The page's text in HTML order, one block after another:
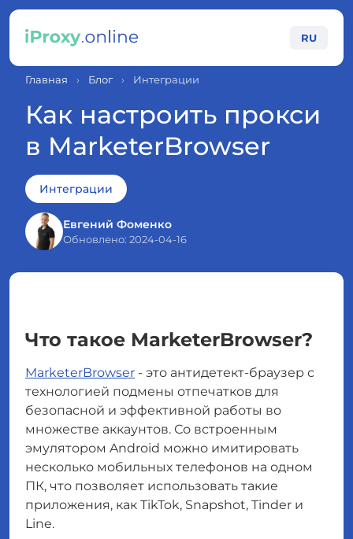
RU
Главная › Блог › Интеграции
Как настроить прокси
в MarketerBrowser
Интеграции
Евгений Фоменко
Обновлено: 2024-04-16
Что такое MarketerBrowser?
MarketerBrowser - это антидетект-браузер с
технологией подмены отпечатков для
безопасной и эффективной работы во
множестве аккаунтов. Со встроенным
эмулятором Android можно имитировать
несколько мобильных телефонов на одном
ПК, что позволяет использовать такие
приложения, как TikTok, Snapshot, Tinder и
Line.